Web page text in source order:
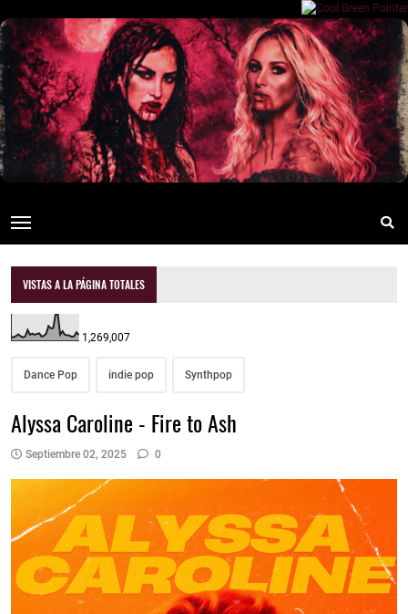
VISTAS A LA PÁGINA TOTALES
1,269,007
Dance Pop indie pop Synthpop
Alyssa Caroline - Fire to Ash
Septiembre 02, 2025 0